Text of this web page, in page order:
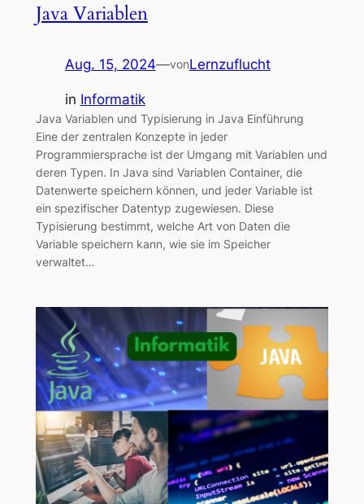
Java Variablen
Aug. 15, 2024—vonLernzuflucht
in Informatik
Java Variablen und Typisierung in Java Einführung
Eine der zentralen Konzepte in jeder
Programmiersprache ist der Umgang mit Variablen und
deren Typen. In Java sind Variablen Container, die
Datenwerte speichern können, und jeder Variable ist
ein spezifischer Datentyp zugewiesen. Diese
Typisierung bestimmt, welche Art von Daten die
Variable speichern kann, wie sie im Speicher
verwaltet…